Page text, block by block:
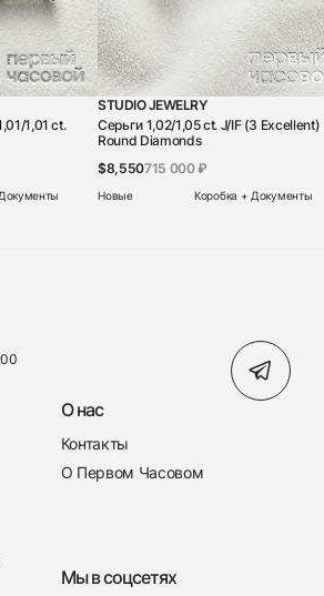
1,01 ct.
STUDIO JEWELRY
Серьги 1,02/1,05 ct. J/IF (3 Excellent)
Round Diamonds
$8,550715 000 ₽
Новые Коробка + Документы
О нас
Контакты
О Первом Часовом
Мы в соцсетях